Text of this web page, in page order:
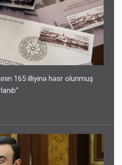
165 illiyinə həsr olunmuş